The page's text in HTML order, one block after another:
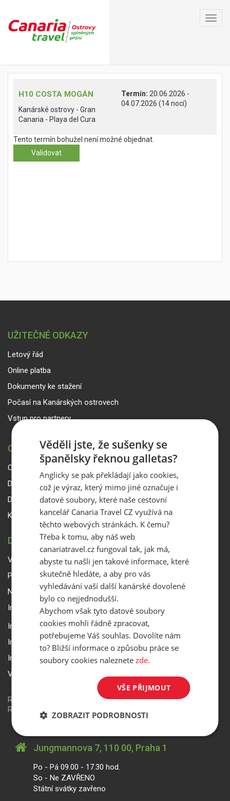
H10 COSTA MOGÁN
Kanárské ostrovy - Gran
Canaria - Playa del Cura
Termín: 20.06.2026 -
04.07.2026 (14 nocí)
Tento termín bohužel není možné objednat.
UŽITEČNÉ ODKAZY
Letový řád
Online platba
Dokumenty ke stažení
Počasí na Kanárských ostrovech
Vstup pro partnery
CANARIA TRAVEL CZ
O Canaria Travel CZ
Dárkové poukazy
Delegáti
Kontakty
DŮLEŽITÉ INFORMACE
Všeobecné smluvní podmínky a reklamační řád
Přepravní podmínky Smartwings
Nastavení a ochrana soukromí
Informace k rezervaci zájezdu
Informace k pojištění
Informace k letecké přepravě
Informace k ubytování a pobytu
Volitelné doplňkové služby
Redakční systém | Rezervační systémis>tour
Realizace
Jungmannova 7, 110 00, Praha 1
Po - Pá 09.00 - 17.30 hod.
So - Ne ZAVŘENO
Státní svátky zavřeno
Věděli jste, že sušenky se
španělsky řeknou galletas?
Anglicky se pak překládají jako cookies,
což je výraz, který mimo jiné označuje i
datové soubory, které naše cestovní
kancelář Canaria Travel CZ využívá na
těchto webových stránkách. K čemu?
Třeba k tomu, aby náš web
canariatravel.cz fungoval tak, jak má,
abyste tu našli jen takové informace, které
skutečně hledáte, a aby pro vás
vyhledávání vaší další kanárské dovolené
bylo co nejjednodušší.
Abychom však tyto datové soubory
cookies mohli řádně zpracovat,
potřebujeme Váš souhlas. Dovolíte nám
to? Bližší informace o způsobu práce se
soubory cookies naleznetezde.
VŠE PŘIJMOUT
ZOBRAZIT PODROBNOSTI